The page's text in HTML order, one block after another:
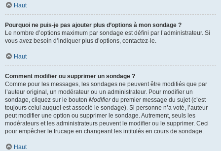
Haut
Pourquoi ne puis-je pas ajouter plus d’options à mon sondage ?
Le nombre d’options maximum par sondage est défini par l’administrateur. Si
vous avez besoin d’indiquer plus d’options, contactez-le.
Haut
Comment modifier ou supprimer un sondage ?
Comme pour les messages, les sondages ne peuvent être modifiés que par
l’auteur original, un modérateur ou un administrateur. Pour modifier un
sondage, cliquez sur le bouton Modifierdu premier message du sujet (c’est
toujours celui auquel est associé le sondage). Si personne n’a voté, l’auteur
peut modifier une option ou supprimer le sondage. Autrement, seuls les
modérateurs et les administrateurs peuvent le modifier ou le supprimer. Ceci
pour empêcher le trucage en changeant les intitulés en cours de sondage.
Haut